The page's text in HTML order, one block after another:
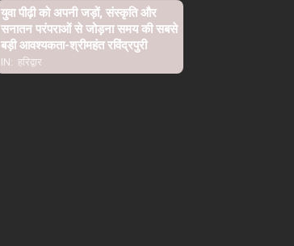
युवा पीढ़ी को अपनी जड़ों, संस्कृति और
सनातन परंपराओं से जोड़ना समय की सबसे
बड़ी आवश्यकता-श्रीमहंत रविंद्रपुरी
IN: हरिद्वार